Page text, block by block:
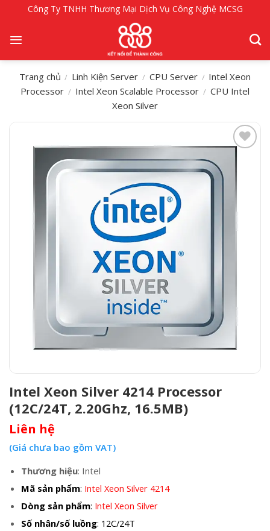
nội
Công Ty TNHH Thương Mại Dịch Vụ Công Nghệ MCSG
Trang chủ / Linh Kiện Server / CPU Server / Intel Xeon
Processor / Intel Xeon Scalable Processor / CPU Intel
Xeon Silver
Intel Xeon Silver 4214 Processor
(12C/24T, 2.20Ghz, 16.5MB)
Liên hệ
(Giá chưa bao gồm VAT)
Thương hiệu: Intel
Mã sản phẩm: Intel Xeon Silver 4214
Dòng sản phẩm: Intel Xeon Silver
Số nhân/số luồng: 12C/24T